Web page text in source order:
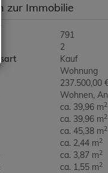
zur Immobilie
791
2
Kauf
Wohnung
237.500,00
Wohnen
ca. 39,96 m2
ca. 39,96 m2
ca. 45,38 m2
ca. 2,44 m2
ca. 3,87 m2
ca. 1,55 m2